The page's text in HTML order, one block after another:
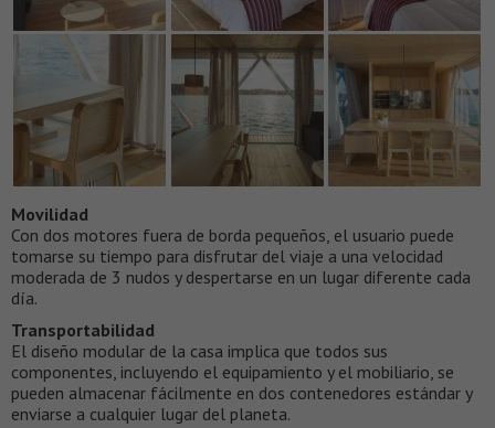
Movilidad
Con dos motores fuera de borda pequeños, el usuario puede
tomarse su tiempo para disfrutar del viaje a una velocidad
moderada de 3 nudos y despertarse en un lugar diferente cada
día.
Transportabilidad
El diseño modular de la casa implica que todos sus
componentes, incluyendo el equipamiento y el mobiliario, se
pueden almacenar fácilmente en dos contenedores estándar y
enviarse a cualquier lugar del planeta.